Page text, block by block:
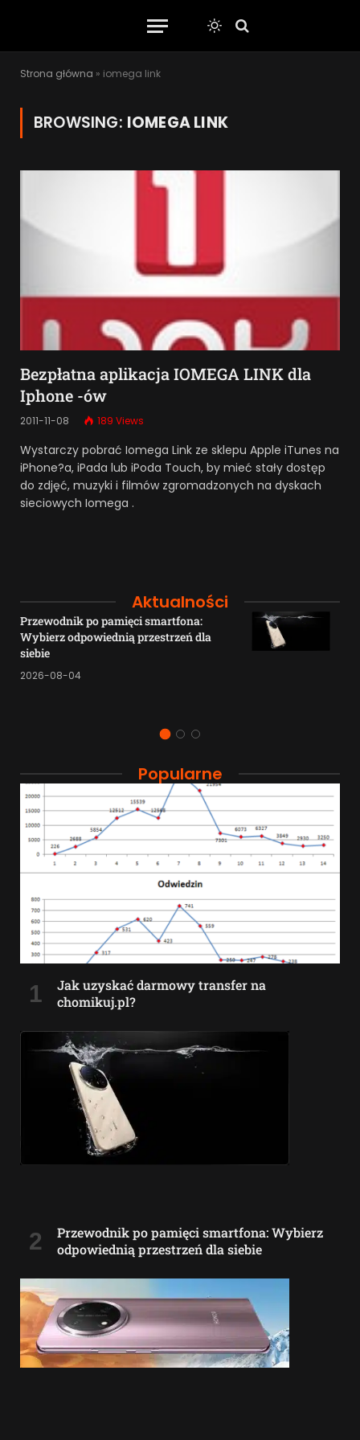
Strona główna » iomega link
BROWSING: IOMEGA LINK
Bezpłatna aplikacja IOMEGA LINK dla
Iphone -ów
2011-11-08 189 Views
Wystarczy pobrać Iomega Link ze sklepu Apple iTunes na
iPhone?a, iPada lub iPoda Touch, by mieć stały dostęp
do zdjęć, muzyki i filmów zgromadzonych na dyskach
sieciowych Iomega .
Aktualności
Przewodnik po pamięci smartfona:
Wybierz odpowiednią przestrzeń dla
siebie
2026-08-04
Popularne
Jak uzyskać darmowy transfer na
chomikuj.pl?
Przewodnik po pamięci smartfona: Wybierz
odpowiednią przestrzeń dla siebie